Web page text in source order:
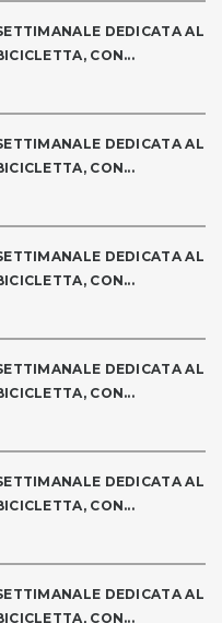
DEDICATA AL
CON...
DEDICATA AL
CON...
DEDICATA AL
CON...
DEDICATA AL
CON...
DEDICATA AL
CON...
DEDICATA AL
CON...